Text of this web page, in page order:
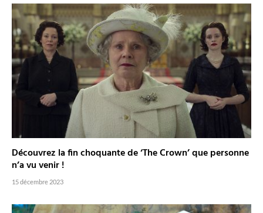
Découvrez la fin choquante de ‘The Crown’ que personne
n’a vu venir !
15 décembre 2023